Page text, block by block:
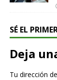
SÉ EL
Deja
Tu dirección